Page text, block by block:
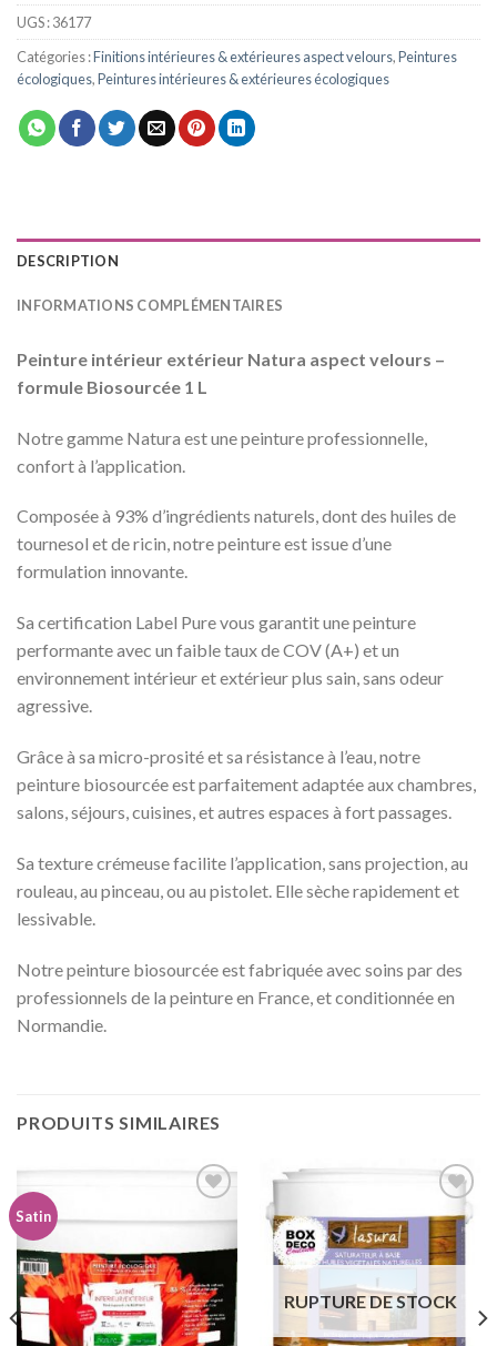
UGS :36177
Catégories :Finitions intérieures & extérieures aspect velours,Peintures
écologiques,Peintures intérieures & extérieures écologiques
DESCRIPTION
INFORMATIONS COMPLÉMENTAIRES
Peinture intérieur extérieur Natura aspect velours –
formule Biosourcée 1 L
Notre gamme Natura est une peinture professionnelle,
confort à l’application.
Composée à 93% d’ingrédients naturels, dont des huiles de
tournesol et de ricin, notre peinture est issue d’une
formulation innovante.
Sa certification Label Pure vous garantit une peinture
performante avec un faible taux de COV (A+) et un
environnement intérieur et extérieur plus sain, sans odeur
agressive.
Grâce à sa micro-prosité et sa résistance à l’eau, notre
peinture biosourcée est parfaitement adaptée aux chambres,
salons, séjours, cuisines, et autres espaces à fort passages.
Sa texture crémeuse facilite l’application, sans projection, au
rouleau, au pinceau, ou au pistolet. Elle sèche rapidement et
lessivable.
Notre peinture biosourcée est fabriquée avec soins par des
professionnels de la peinture en France, et conditionnée en
Normandie.
PRODUITS SIMILAIRES
Satin
Ajouter
wishlist
Ajouter
à la
RUPTURE DE STOCK